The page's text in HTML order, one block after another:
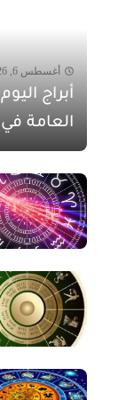
أغسطس 6, 2026
العامة